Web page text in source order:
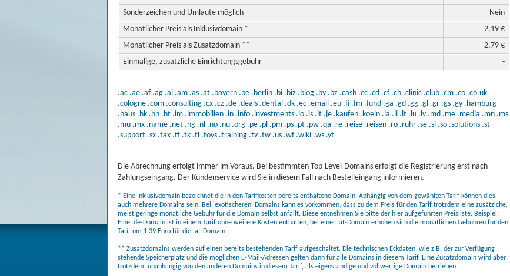
Sonderzeichen und Umlaute möglich
Nein
Monatlicher Preis als Inklusivdomain *
2,19 €
Monatlicher Preis als Zusatzdomain **
2,79 €
Einmalige, zusätzliche Einrichtungsgebühr
-
.ac .ae .af .ag .ai .am .as .at .bayern .be .berlin .bi .biz .blog .by .bz .cash .cc .cd .cf .ch .clinic .club .cm .co .co.uk
.cologne .com .consulting .cx .cz .de .deals .dental .dk .ec .email .eu .fi .fm .fund .ga .gd .gg .gl .gr .gs .gy .hamburg
.haus .hk .hn .ht .im .immobilien .in .info .investments .io .is .it .je .kaufen .koeln .la .li .lt .lu .lv .md .me .media .mn .ms
.mu .mx .name .net .ng .nl .no .nu .org .pe .pl .pm .ps .pt .pw .qa .re .reise .reisen .ro .ruhr .se .si .so .solutions .st
.support .sx .tax .tf .tk .tl .toys .training .tv .tw .us .wf .wiki .ws .yt
Die Abrechnung erfolgt immer im Voraus. Bei bestimmten Top-Level-Domains erfolgt die Registrierung erst nach
Zahlungseingang. Der Kundenservice wird Sie in diesem Fall nach Bestelleingang informieren.
* Eine Inklusivdomain bezeichnet die in den Tarifkosten bereits enthaltene Domain. Abhängig von dem gewählten Tarif können dies
auch mehrere Domains sein. Bei 'exotischeren' Domains kann es vorkommen, dass zu dem Preis für den Tarif trotzdem eine zusätzlche,
meist geringe monatliche Gebühr für die Domain selbst anfällt. Diese entnehmen Sie bitte der hier aufgeführten Preisliste. Beispiel:
Eine .de-Domain ist in einem Tarif ohne weitere Kosten enthalten, bei einer .at-Domain erhöhen sich die monatlichen Gebühren für den
Tarif um 1,39 Euro für die .at-Domain.
** Zusatzdomains werden auf einen bereits bestehenden Tarif aufgeschaltet. Die technischen Eckdaten, wie z.B. der zur Verfügung
stehende Speicherplatz und die möglichen E-Mail-Adressen gelten dann für alle Domains in diesem Tarif. Eine Zusatzdomain wird aber
trotzdem, unabhängig von den anderen Domains in diesem Tarif, als eigenständige und vollwertige Domain betrieben.